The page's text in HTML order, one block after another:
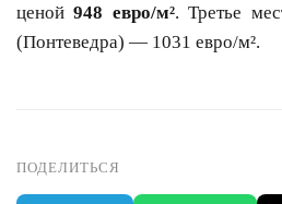
ценой948 евро/м². Третье
(Понтеведра) — 1031 евро/м².
ПОДЕЛИТЬСЯ